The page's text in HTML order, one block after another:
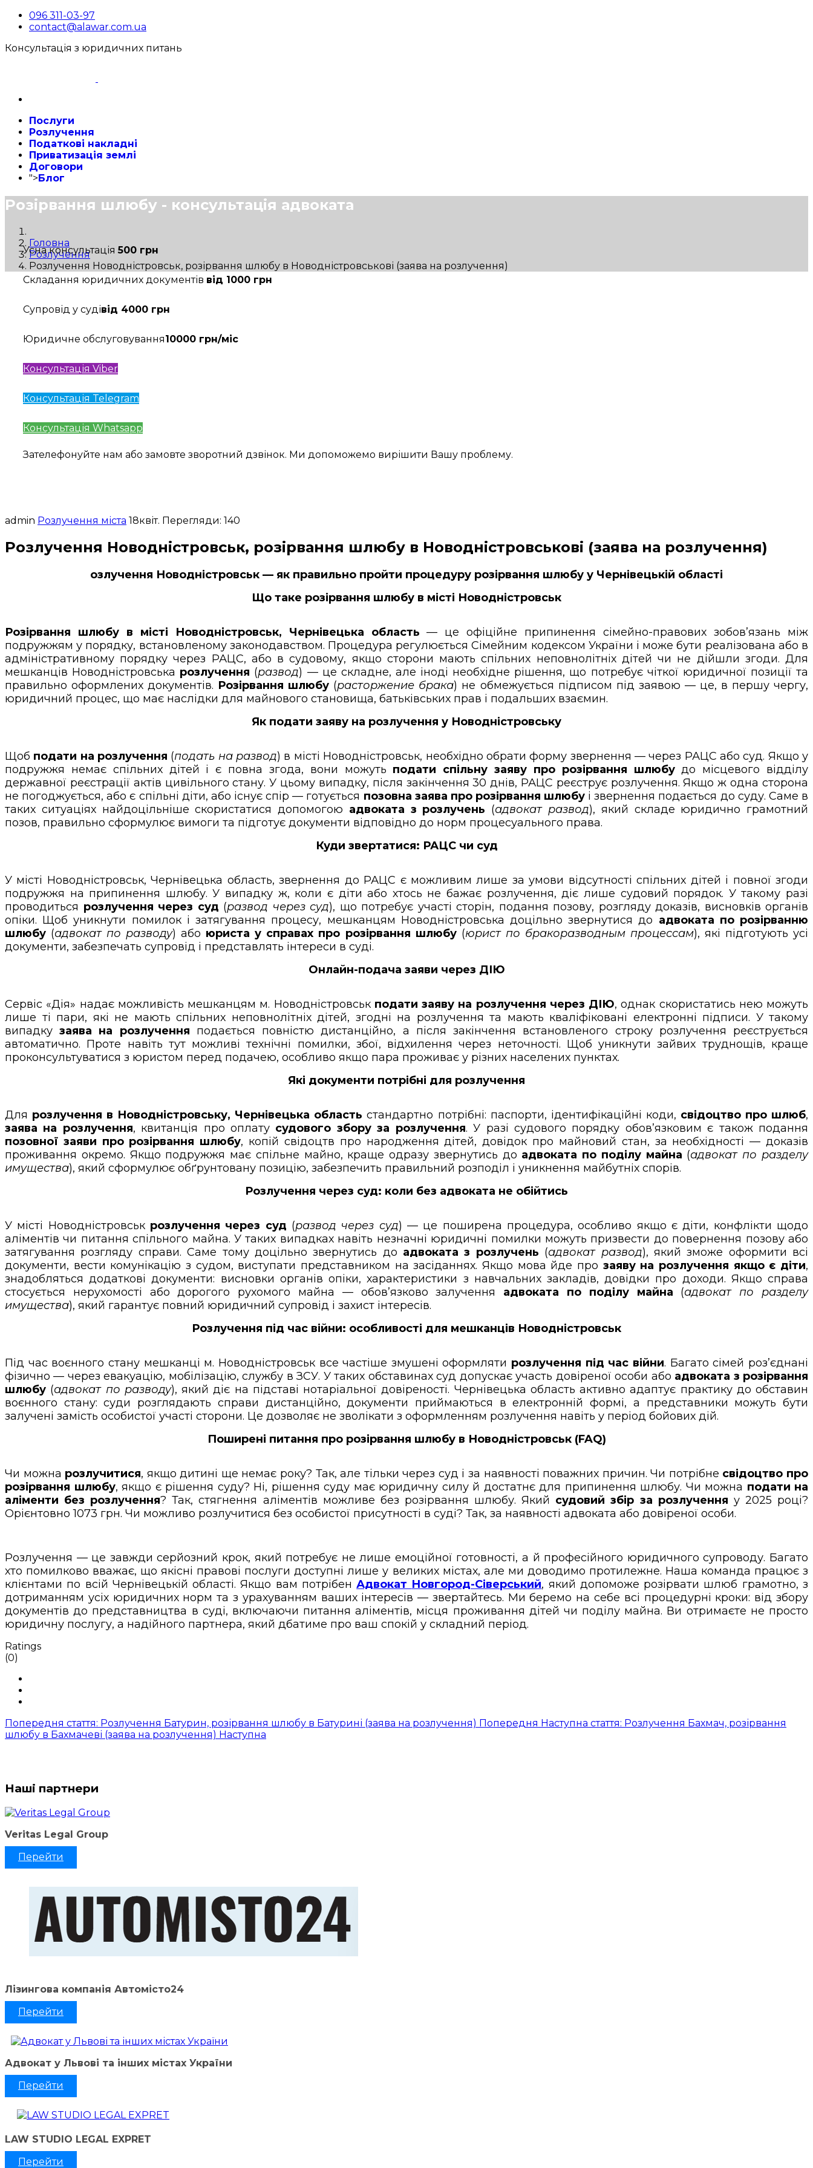
096 311-03-97
contact@alawar.com.ua
Консультація з юридичних питань
Послуги
Розлучення
Податкові накладні
Приватизація землі
Договори
">Блог
Розірвання шлюбу - консультація адвоката
Головна
Розлучення
Розлучення Новодністровськ, розірвання шлюбу в Новодністровськові (заява на розлучення)
Усна консультація500 грн
Складання юридичних документів від 1000 грн
Супровід у судівід 4000 грн
Юридичне обслуговування10000 грн/міс
Консультація Viber
Консультація Telegram
Консультація Whatsapp
Зателефонуйте нам або замовте зворотний дзвінок. Ми допоможемо вирішити Вашу проблему.
admin Розлучення міста 18квіт. Перегляди: 140
Розлучення Новодністровськ, розірвання шлюбу в Новодністровськові (заява на розлучення)
озлучення Новодністровськ — як правильно пройти процедуру розірвання шлюбу у Чернівецькій області
Що таке розірвання шлюбу в місті Новодністровськ
Розірвання шлюбу в місті Новодністровськ, Чернівецька область — це офіційне припинення сімейно-правових зобов’язань між
подружжям у порядку, встановленому законодавством. Процедура регулюється Сімейним кодексом України і може бути реалізована або в
адміністративному порядку через РАЦС, або в судовому, якщо сторони мають спільних неповнолітніх дітей чи не дійшли згоди. Для
мешканців Новодністровська розлучення (развод) — це складне, але іноді необхідне рішення, що потребує чіткої юридичної позиції та
правильно оформлених документів. Розірвання шлюбу (расторжение брака) не обмежується підписом під заявою — це, в першу чергу,
юридичний процес, що має наслідки для майнового становища, батьківських прав і подальших взаємин.
Як подати заяву на розлучення у Новодністровську
Щоб подати на розлучення (подать на развод) в місті Новодністровськ, необхідно обрати форму звернення — через РАЦС або суд. Якщо у
подружжя немає спільних дітей і є повна згода, вони можуть подати спільну заяву про розірвання шлюбудо місцевого відділу
державної реєстрації актів цивільного стану. У цьому випадку, після закінчення 30 днів, РАЦС реєструє розлучення. Якщо ж одна сторона
не погоджується, або є спільні діти, або існує спір — готується позовна заява про розірвання шлюбу і звернення подається до суду. Саме в
таких ситуаціях найдоцільніше скористатися допомогою адвоката з розлучень (адвокат развод), який складе юридично грамотний
позов, правильно сформулює вимоги та підготує документи відповідно до норм процесуального права.
Куди звертатися: РАЦС чи суд
У місті Новодністровськ, Чернівецька область, звернення до РАЦС є можливим лише за умови відсутності спільних дітей і повної згоди
подружжя на припинення шлюбу. У випадку ж, коли є діти або хтось не бажає розлучення, діє лише судовий порядок. У такому разі
проводиться розлучення через суд (развод через суд), що потребує участі сторін, подання позову, розгляду доказів, висновків органів
опіки. Щоб уникнути помилок і затягування процесу, мешканцям Новодністровська доцільно звернутися до адвоката по розірванню
шлюбу (адвокат по разводу) або юриста у справах про розірвання шлюбу(юрист по бракоразводным процессам), які підготують усі
документи, забезпечать супровід і представлять інтереси в суді.
Онлайн-подача заяви через ДІЮ
Сервіс «Дія» надає можливість мешканцям м. Новодністровськ подати заяву на розлучення через ДІЮ, однак скористатись нею можуть
лише ті пари, які не мають спільних неповнолітніх дітей, згодні на розлучення та мають кваліфіковані електронні підписи. У такому
випадкузаява на розлучення подається повністю дистанційно, а після закінчення встановленого строку розлучення реєструється
автоматично. Проте навіть тут можливі технічні помилки, збої, відхилення через неточності. Щоб уникнути зайвих труднощів, краще
проконсультуватися з юристом перед подачею, особливо якщо пара проживає у різних населених пунктах.
Які документи потрібні для розлучення
Для розлучення в Новодністровську, Чернівецька область стандартно потрібні: паспорти, ідентифікаційні коди, свідоцтво про шлюб,
заява на розлучення, квитанція про оплату судового збору за розлучення. У разі судового порядку обов’язковим є також подання
позовної заяви про розірвання шлюбу, копій свідоцтв про народження дітей, довідок про майновий стан, за необхідності — доказів
проживання окремо. Якщо подружжя має спільне майно, краще одразу звернутись до адвоката по поділу майна (адвокат по разделу
имущества), який сформулює обґрунтовану позицію, забезпечить правильний розподіл і уникнення майбутніх спорів.
Розлучення через суд: коли без адвоката не обійтись
У місті Новодністровськ розлучення через суд (развод через суд) — це поширена процедура, особливо якщо є діти, конфлікти щодо
аліментів чи питання спільного майна. У таких випадках навіть незначні юридичні помилки можуть призвести до повернення позову або
затягування розгляду справи. Саме тому доцільно звернутись до адвоката з розлучень (адвокат развод), який зможе оформити всі
документи, вести комунікацію з судом, виступати представником на засіданнях. Якщо мова йде про заяву на розлучення якщо є діти,
знадобляться додаткові документи: висновки органів опіки, характеристики з навчальних закладів, довідки про доходи. Якщо справа
стосується нерухомості або дорогого рухомого майна — обов’язково залучення адвоката по поділу майна (адвокат по разделу
имущества), який гарантує повний юридичний супровід і захист інтересів.
Розлучення під час війни: особливості для мешканців Новодністровськ
Під час воєнного стану мешканці м. Новодністровськ все частіше змушені оформляти розлучення під час війни. Багато сімей роз’єднані
фізично — через евакуацію, мобілізацію, службу в ЗСУ. У таких обставинах суд допускає участь довіреної особи або адвоката з розірвання
шлюбу (адвокат по разводу), який діє на підставі нотаріальної довіреності. Чернівецька область активно адаптує практику до обставин
воєнного стану: суди розглядають справи дистанційно, документи приймаються в електронній формі, а представники можуть бути
залучені замість особистої участі сторони. Це дозволяє не зволікати з оформленням розлучення навіть у період бойових дій.
Поширені питання про розірвання шлюбу в Новодністровськ (FAQ)
Чи можна розлучитися, якщо дитині ще немає року? Так, але тільки через суд і за наявності поважних причин. Чи потрібне свідоцтво про
розірвання шлюбу, якщо є рішення суду? Ні, рішення суду має юридичну силу й достатнє для припинення шлюбу. Чи можна подати на
аліменти без розлучення? Так, стягнення аліментів можливе без розірвання шлюбу. Який судовий збір за розлучення у 2025 році?
Орієнтовно 1073 грн. Чи можливо розлучитися без особистої присутності в суді? Так, за наявності адвоката або довіреної особи.
Розлучення — це завжди серйозний крок, який потребує не лише емоційної готовності, а й професійного юридичного супроводу. Багато
хто помилково вважає, що якісні правові послуги доступні лише у великих містах, але ми доводимо протилежне. Наша команда працює з
клієнтами по всій Чернівецькій області. Якщо вам потрібенАдвокат Новгород-Сіверський, який допоможе розірвати шлюб грамотно, з
дотриманням усіх юридичних норм та з урахуванням ваших інтересів — звертайтесь. Ми беремо на себе всі процедурні кроки: від збору
документів до представництва в суді, включаючи питання аліментів, місця проживання дітей чи поділу майна. Ви отримаєте не просто
юридичну послугу, а надійного партнера, який дбатиме про ваш спокій у складний період.
Ratings
(0)
Попередня стаття: Розлучення Батурин, розірвання шлюбу в Батурині (заява на розлучення) Попередня Наступна стаття: Розлучення Бахмач, розірвання
шлюбу в Бахмачеві (заява на розлучення) Наступна
Наші партнери
Veritas Legal Group
Перейти
Лізингова компанія Автомісто24
Перейти
Адвокат у Львові та інших містах України
Перейти
LAW STUDIO LEGAL EXPRET
Перейти